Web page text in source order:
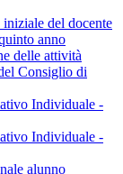
del docente
anno
delle attività
Consiglio di
Individuale -
Individuale -
alunno